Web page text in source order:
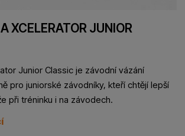
XCELERATOR JUNIOR
Junior Classic je závodní vázání
pro juniorské závodníky, kteří chtějí lepší
při tréninku i na závodech.